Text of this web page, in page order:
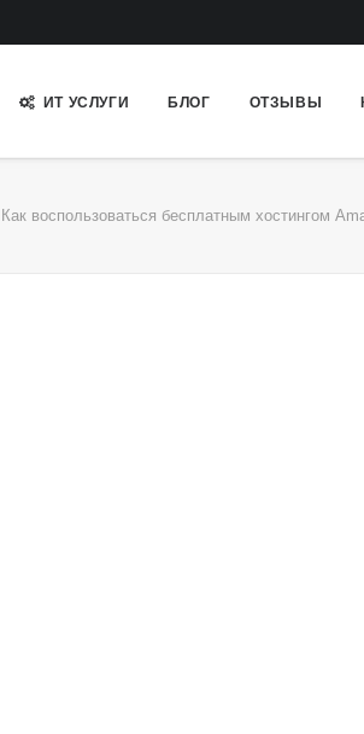
ИТ УСЛУГИ БЛОГ ОТЗЫВЫ
Как воспользоваться бесплатным хостингом